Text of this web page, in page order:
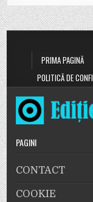
PRIMA PAGINĂ
POLITICĂ DE
PAGINI
CONTACT
COOKIE